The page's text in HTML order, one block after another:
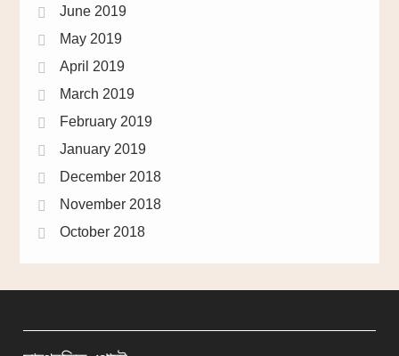
June 2019
May 2019
April 2019
March 2019
February 2019
January 2019
December 2018
November 2018
October 2018